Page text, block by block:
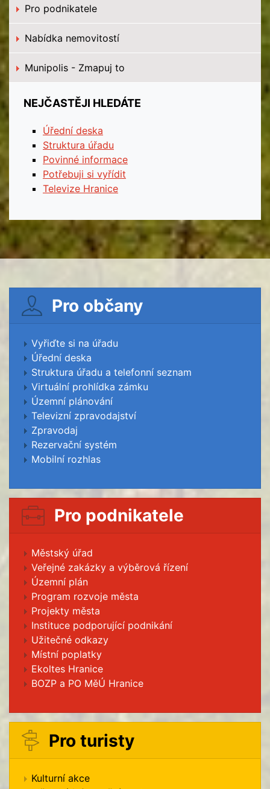
Pro podnikatele
Nabídka nemovitostí
Munipolis - Zmapuj to
NEJČASTĚJI HLEDÁTE
Úřední deska
Struktura úřadu
Povinné informace
Potřebuji si vyřídit
Televize Hranice
Pro občany
Vyřiďte si na úřadu
Úřední deska
Struktura úřadu a telefonní seznam
Virtuální prohlídka zámku
Územní plánování
Televizní zpravodajství
Zpravodaj
Rezervační systém
Mobilní rozhlas
Pro podnikatele
Městský úřad
Veřejné zakázky a výběrová řízení
Územní plán
Program rozvoje města
Projekty města
Instituce podporující podnikání
Užitečné odkazy
Místní poplatky
Ekoltes Hranice
BOZP a PO MěÚ Hranice
Pro turisty
Kulturní akce